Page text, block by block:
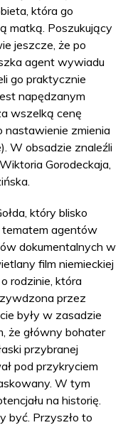
która go
matką. Poszukujący
jeszcze, że po
agent wywiadu
go praktycznie
napędzanym
wszelką cenę
nastawienie zmienia
W obsadzie znaleźli
Gorodeckaja,
który blisko
tematem agentów
dokumentalnych w
film niemieckiej
rodzinie, która
przez
były w zasadzie
że główny bohater
przybranej
pod przykryciem
W tym
na historię.
być. Przyszło to